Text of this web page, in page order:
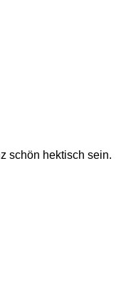
schön hektisch sein.